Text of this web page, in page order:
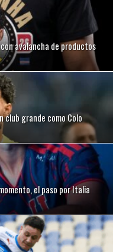
avalancha de productos
club grande como Colo
el paso por Italia